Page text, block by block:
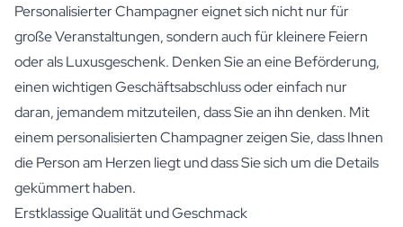
Personalisierter Champagner eignet sich nicht nur für
große Veranstaltungen, sondern auch für kleinere Feiern
oder als Luxusgeschenk. Denken Sie an eine Beförderung,
einen wichtigen Geschäftsabschluss oder einfach nur
daran, jemandem mitzuteilen, dass Sie an ihn denken. Mit
einem personalisierten Champagner zeigen Sie, dass Ihnen
die Person am Herzen liegt und dass Sie sich um die Details
gekümmert haben.
Erstklassige Qualität und Geschmack